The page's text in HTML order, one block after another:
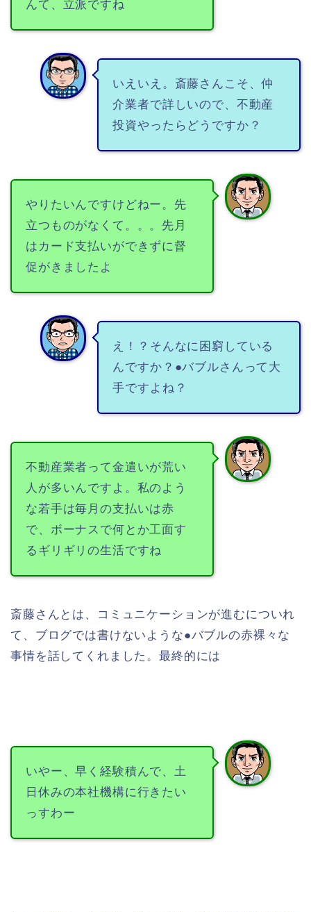
んて、立派ですね
いえいえ。斎藤さんこそ、仲
介業者で詳しいので、不動産
投資やったらどうですか？
やりたいんですけどねー。先
立つものがなくて。。。先月
はカード支払いができずに督
促がきましたよ
え！？そんなに困窮している
んですか？●バブルさんって大
手ですよね？
不動産業者って金遣いが荒い
人が多いんですよ。私のよう
な若手は毎月の支払いは赤
で、ボーナスで何とか工面す
るギリギリの生活ですね
斎藤さんとは、コミュニケーションが進むについれ
て、ブログでは書けないような●バブルの赤裸々な
事情を話してくれました。最終的には
いやー、早く経験積んで、土
日休みの本社機構に行きたい
っすわー